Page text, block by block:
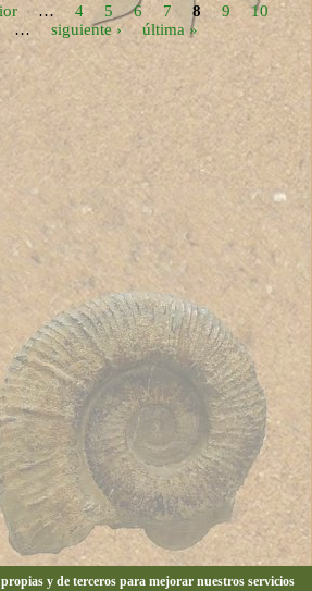
… 4 5 6 7 8 9
10
… siguiente › última »
y de terceros para mejorar nuestros servicios